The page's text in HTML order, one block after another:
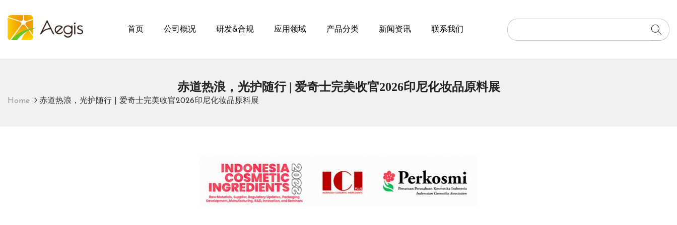
首页 公司概况 研发&合规 应用领域 产品分类 新闻资讯 联系我们
赤道热浪，光护随行 | 爱奇士完美收官2026印尼化妆品原料展
Home 赤道热浪，光护随行 | 爱奇士完美收官2026印尼化妆品原料展